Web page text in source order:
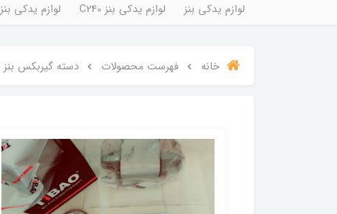
لوازم یدکی بنز لوازم یدکی بنز C240 لوازم یدکی بنز E کلاس
خانه فهرست محصولات دسته گیربکس بنز E240/C240